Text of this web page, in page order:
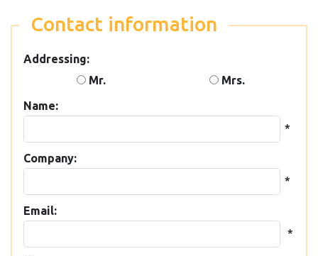
Contact information
Addressing:
Mr.
Mrs.
Name:
*
Company:
*
Email:
*